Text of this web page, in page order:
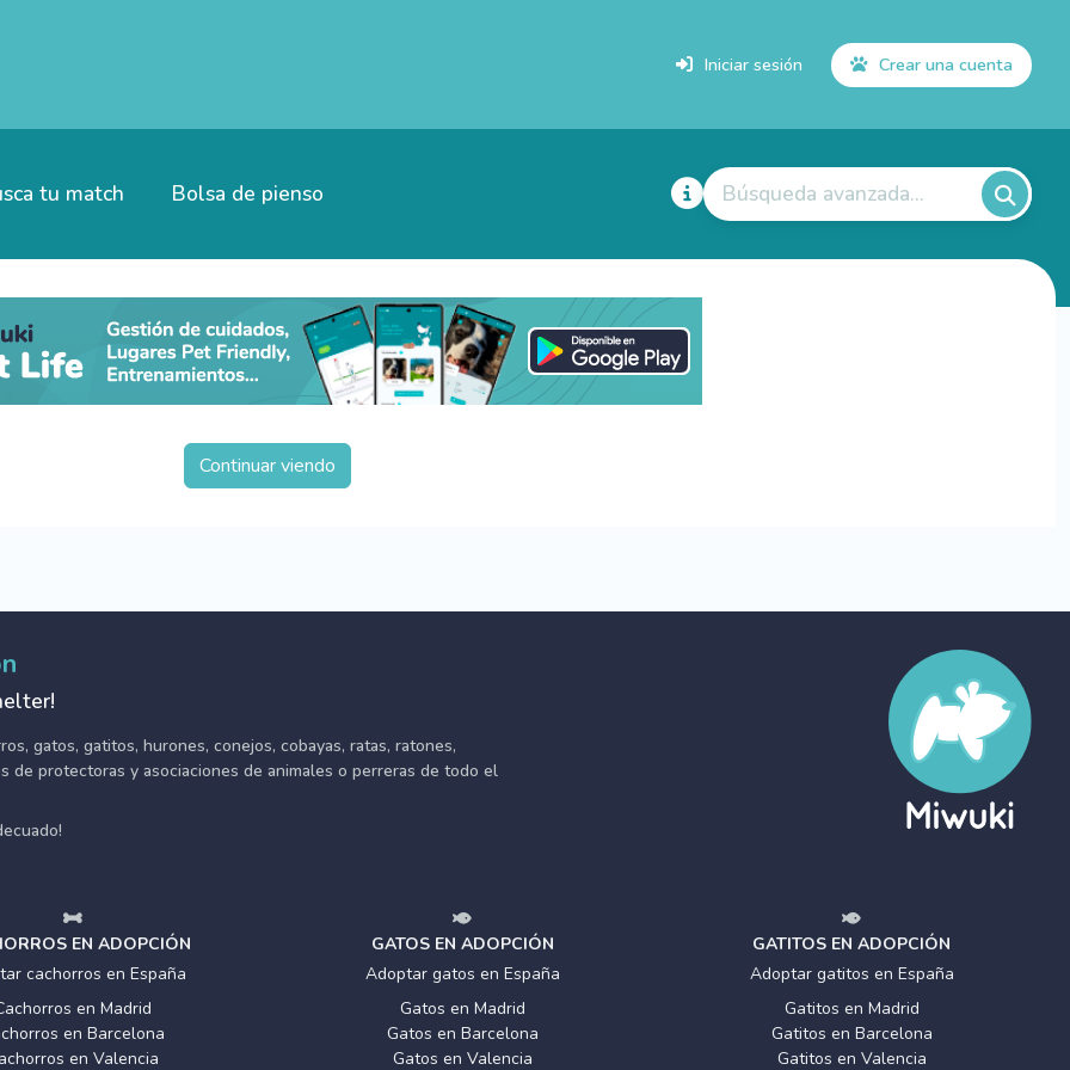
Iniciar sesión Crear una cuenta
tu match Bolsa de pienso Búsqueda avanzada...
Continuar viendo
gatos, gatitos, hurones, conejos, cobayas, ratas, ratones,
de protectoras y asociaciones de animales o perreras de todo el
EN ADOPCIÓN
cachorros en España
en Madrid
en Barcelona
en Valencia
GATOS EN ADOPCIÓN
Adoptar gatos en España
Gatos en Madrid
Gatos en Barcelona
Gatos en Valencia
GATITOS EN ADOPCIÓN
Adoptar gatitos en España
Gatitos en Madrid
Gatitos en Barcelona
Gatitos en Valencia